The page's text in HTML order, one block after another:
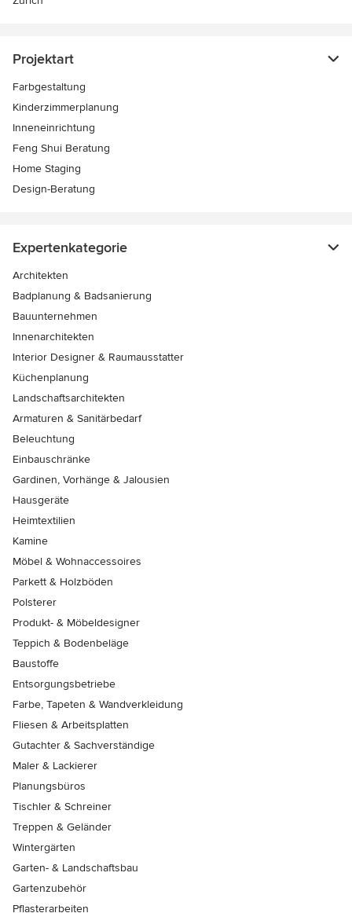
Projektart
Farbgestaltung
Kinderzimmerplanung
Inneneinrichtung
Feng Shui Beratung
Home Staging
Design-Beratung
Expertenkategorie
Architekten
Badplanung & Badsanierung
Bauunternehmen
Innenarchitekten
Interior Designer & Raumausstatter
Küchenplanung
Landschaftsarchitekten
Armaturen & Sanitärbedarf
Beleuchtung
Einbauschränke
Gardinen, Vorhänge & Jalousien
Hausgeräte
Heimtextilien
Kamine
Möbel & Wohnaccessoires
Parkett & Holzböden
Polsterer
Produkt- & Möbeldesigner
Teppich & Bodenbeläge
Baustoffe
Entsorgungsbetriebe
Farbe, Tapeten & Wandverkleidung
Fliesen & Arbeitsplatten
Gutachter & Sachverständige
Maler & Lackierer
Planungsbüros
Tischler & Schreiner
Treppen & Geländer
Wintergärten
Garten- & Landschaftsbau
Gartenzubehör
Pflasterarbeiten